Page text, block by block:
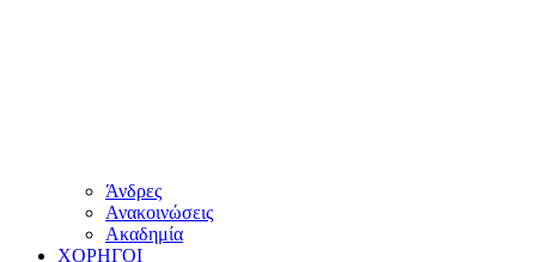
Άνδρες
Ανακοινώσεις
Ακαδημία
ΧΟΡΗΓΟΙ